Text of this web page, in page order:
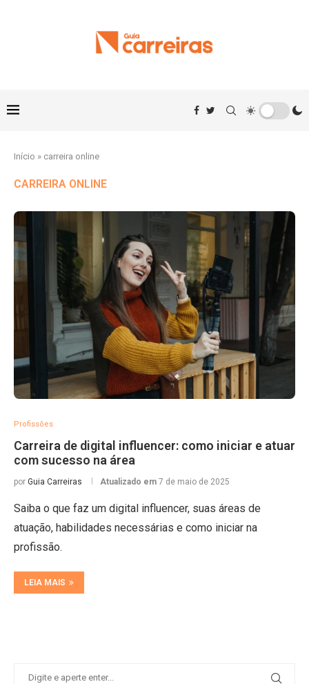
Início » carreira online
CARREIRA ONLINE
Profissões
Carreira de digital influencer: como iniciar e atuar
com sucesso na área
por Guia Carreiras Atualizado em 7 de maio de 2025
Saiba o que faz um digital influencer, suas áreas de
atuação, habilidades necessárias e como iniciar na
profissão.
LEIA MAIS